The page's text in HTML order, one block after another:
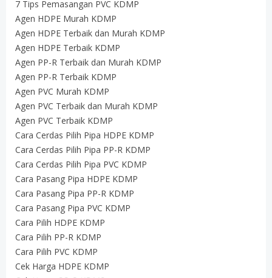
7 Tips Pemasangan PVC KDMP
Agen HDPE Murah KDMP
Agen HDPE Terbaik dan Murah KDMP
Agen HDPE Terbaik KDMP
Agen PP-R Terbaik dan Murah KDMP
Agen PP-R Terbaik KDMP
Agen PVC Murah KDMP
Agen PVC Terbaik dan Murah KDMP
Agen PVC Terbaik KDMP
Cara Cerdas Pilih Pipa HDPE KDMP
Cara Cerdas Pilih Pipa PP-R KDMP
Cara Cerdas Pilih Pipa PVC KDMP
Cara Pasang Pipa HDPE KDMP
Cara Pasang Pipa PP-R KDMP
Cara Pasang Pipa PVC KDMP
Cara Pilih HDPE KDMP
Cara Pilih PP-R KDMP
Cara Pilih PVC KDMP
Cek Harga HDPE KDMP